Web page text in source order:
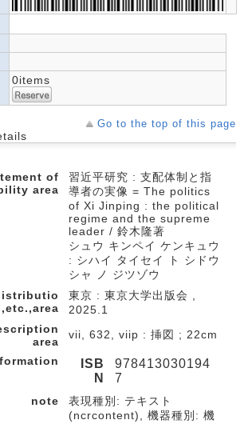
0items
Go to the top of this page
of
area
習近平研究 : 支配体制と指
導者の実像 = The politics
of Xi Jinping : the political
regime and the supreme
leader / 鈴木隆著
シュウ キンペイ ケンキュウ
: シハイ タイセイ ト シドウ
シャ ノ ジツゾウ
東京 : 東京大学出版会 ,
2025.1
area
vii, 632, viip : 挿図 ; 22cm
ISB
N
978413030194
7
note
表現種別: テキスト
(ncrcontent), 機器種別: 機